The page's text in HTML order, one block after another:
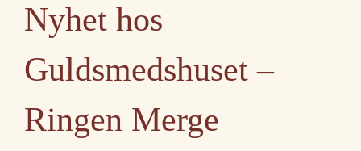
Nyhet hos
Guldsmedshuset –
Ringen Merge